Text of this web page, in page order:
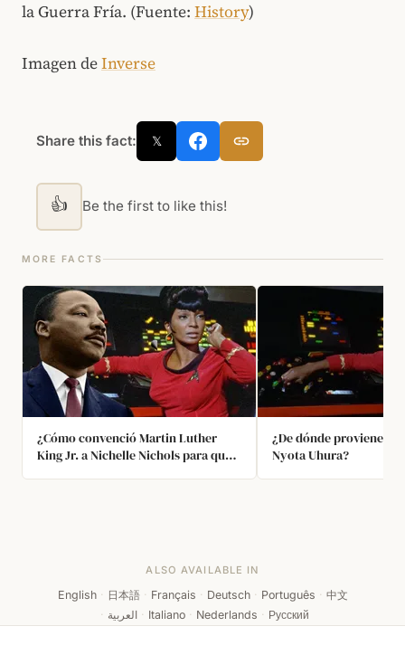
la Guerra Fría. (Fuente: History)
Imagen deInverse
Share this fact: 𝕏
👍 Be the first to like this!
MORE FACTS
¿Cómo convenció Martin Luther
King Jr. a Nichelle Nichols para que
¿De dónde proviene el
Nyota Uhura?
ALSO AVAILABLE IN
English · 日本語 · Français · Deutsch · Português · 中文
· العربية · Italiano · Nederlands · Русский